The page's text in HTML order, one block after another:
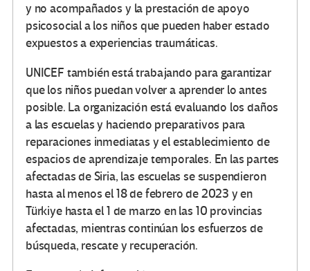
y no acompañados y la prestación de apoyo
psicosocial a los niños que pueden haber estado
expuestos a experiencias traumáticas.
UNICEF también está trabajando para garantizar
que los niños puedan volver a aprender lo antes
posible. La organización está evaluando los daños
a las escuelas y haciendo preparativos para
reparaciones inmediatas y el establecimiento de
espacios de aprendizaje temporales. En las partes
afectadas de Siria, las escuelas se suspendieron
hasta al menos el 18 de febrero de 2023 y en
Türkiye hasta el 1 de marzo en las 10 provincias
afectadas, mientras continúan los esfuerzos de
búsqueda, rescate y recuperación.